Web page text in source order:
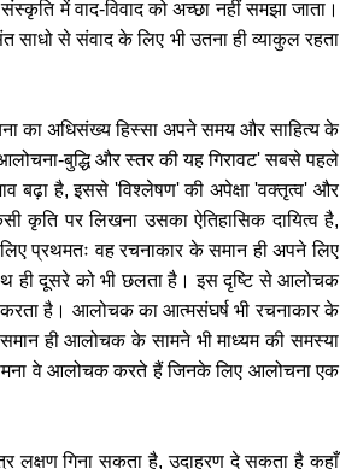
में वाद-विवाद को अच्छा नहीं समझा जाता।
से संवाद के लिए भी उतना ही व्याकुल रहता
का अधिसंख्य हिस्सा अपने समय और साहित्य के
बुद्धि और स्तर की यह गिरावट' सबसे पहले
बढ़ा है, इससे 'विश्लेषण' की अपेक्षा 'वक्तृत्व' और
पर लिखना उसका ऐतिहासिक दायित्व है,
प्रथमतः वह रचनाकार के समान ही अपने लिए
ही दूसरे को भी छलता है। इस दृष्टि से आलोचक
है। आलोचक का आत्मसंघर्ष भी रचनाकार के
समान ही आलोचक के सामने भी माध्यम की समस्या
वे आलोचक करते हैं जिनके लिए आलोचना एक
लक्षण गिना सकता है, उदाहरण दे सकता है कहाँ